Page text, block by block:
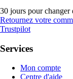
30 jours pour changer
Retournez votre
Trustpilot
Services
Mon compte
Centre d'aide